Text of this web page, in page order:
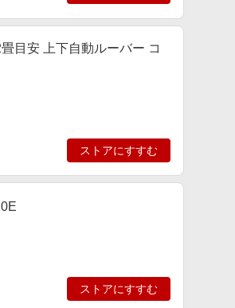
目安 上下自動ルーバー コ
ストアにすすむ
ストアにすすむ